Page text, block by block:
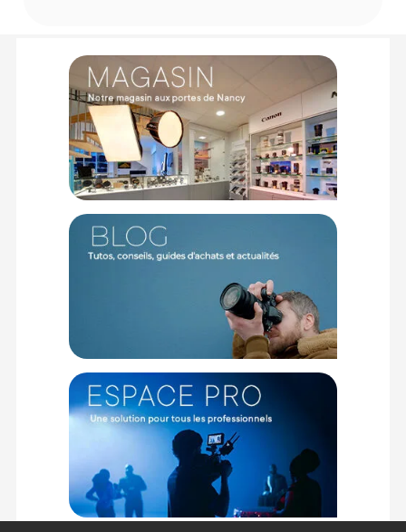
Bien que les images correspondent à la version 77mm,
vous recevez bien la version 82mm.
Un vignettage risque d'apparaître avec les focales 13mm
et inférieures lorsque vous utilisez un appareil photo APS-
C et avec les focales 24mm et inférieures lorsque vous
utilisez un capteur plein format.
Caractéristiques du filtre Hoya Variable Density II
Type : ND variable
Filtrage : 3 à 400 (1,6 à 8,7 stops)
Taille de filtre : 82mm
Matériau de la bague : Aluminium
CONTENU DU CARTON :
1x Boîtier de protection
Offre valable jusqu'au 08-08-2026 inclus.